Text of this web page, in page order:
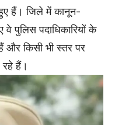
हैं। जिले में कानून-
पुलिस पदाधिकारियों के
और किसी भी स्तर पर
रहे हैं।